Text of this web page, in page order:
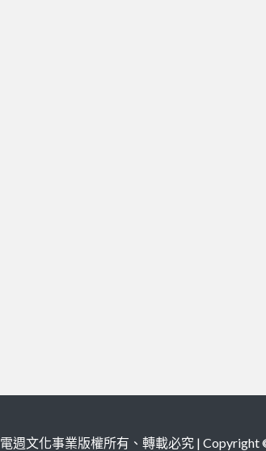
電週文化事業版權所有、轉載必究 | Copyright